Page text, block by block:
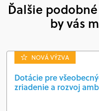
Ďalšie
by vás
NOVÁ VÝZVA
Dotácie pre
zriadenie a rozvoj